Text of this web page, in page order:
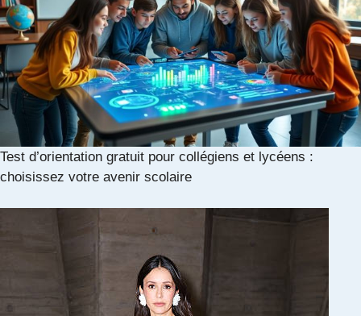
Test d’orientation gratuit pour collégiens et lycéens :
choisissez votre avenir scolaire